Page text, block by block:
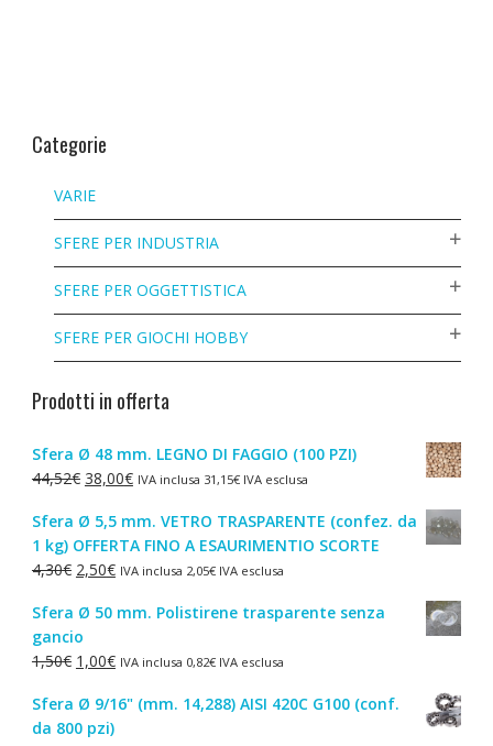
Categorie
VARIE
SFERE PER INDUSTRIA
SFERE PER OGGETTISTICA
SFERE PER GIOCHI HOBBY
Prodotti in offerta
Sfera Ø 48 mm. LEGNO DI FAGGIO (100 PZI)
44,52€ Il
originale
era:
44,52€.
38,00€Il
attuale
è:
38,00€.
IVA inclusa 31,15€IVA esclusa
Sfera Ø 5,5 mm. VETRO TRASPARENTE (confez. da
1 kg) OFFERTA FINO A ESAURIMENTIO SCORTE
4,30€ Il
originale
era:
4,30€.
2,50€Il
attuale
2,50€.
IVA inclusa 2,05€IVA esclusa
Sfera Ø 50 mm. Polistirene trasparente senza
gancio
1,50€ Il
originale
era:
1,00€Il
attuale
è:
IVA inclusa 0,82€IVA esclusa
Sfera Ø 9/16" (mm. 14,288) AISI 420C G100 (conf.
da 800 pzi)